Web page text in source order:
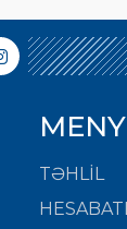
TƏHLİL